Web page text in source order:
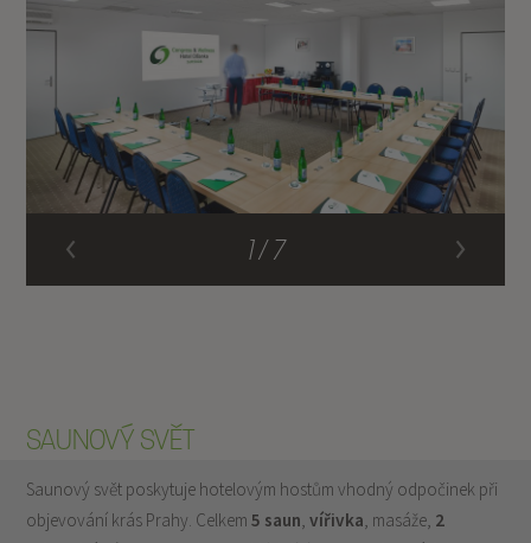
1 / 7
SAUNOVÝ SVĚT
Saunový svět poskytuje hotelovým hostům vhodný odpočinek při